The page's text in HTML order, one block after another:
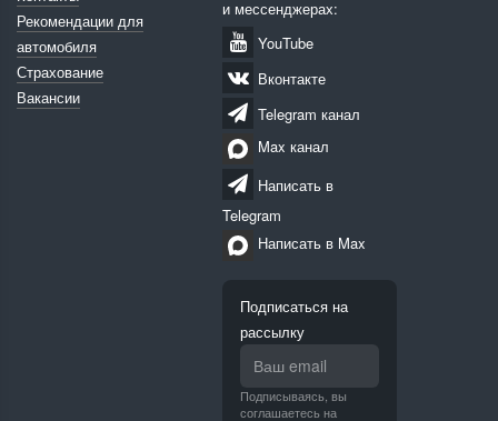
Рекомендации для
автомобиля
Страхование
Вакансии
и мессенджерах:
YouTube
Вконтакте
Telegram канал
Max канал
Написать в
Telegram
Написать в Max
Подписаться на
рассылку
Подписываясь, вы
соглашаетесь на